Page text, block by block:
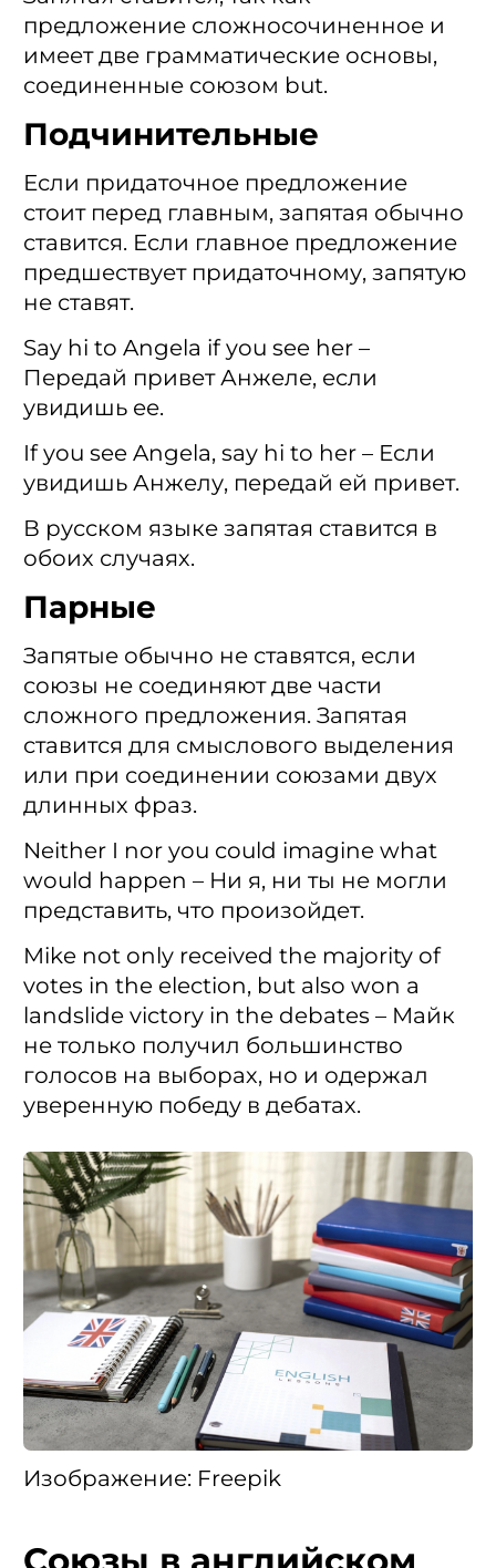
предложение сложносочиненное и
имеет две грамматические основы,
соединенные союзом but.
Подчинительные
Если придаточное предложение
стоит перед главным, запятая обычно
ставится. Если главное предложение
предшествует придаточному, запятую
не ставят.
Say hi to Angela if you see her –
Передай привет Анжеле, если
увидишь ее.
If you see Angela, say hi to her – Если
увидишь Анжелу, передай ей привет.
В русском языке запятая ставится в
обоих случаях.
Парные
Запятые обычно не ставятся, если
союзы не соединяют две части
сложного предложения. Запятая
ставится для смыслового выделения
или при соединении союзами двух
длинных фраз.
Neither I nor you could imagine what
would happen – Ни я, ни ты не могли
представить, что произойдет.
Mike not only received the majority of
votes in the election, but also won a
landslide victory in the debates – Майк
не только получил большинство
голосов на выборах, но и одержал
уверенную победу в дебатах.
Изображение: Freepik